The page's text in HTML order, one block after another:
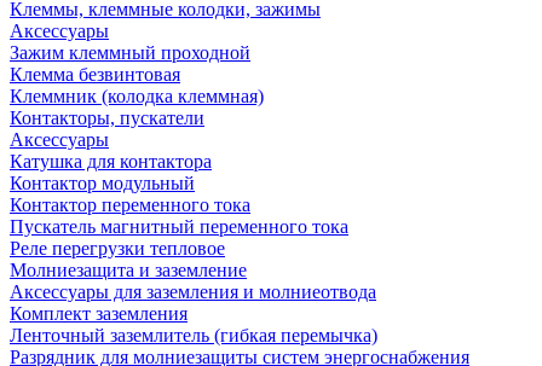
Клеммы, клеммные колодки, зажимы
Аксессуары
Зажим клеммный проходной
Клемма безвинтовая
Клеммник (колодка клеммная)
Контакторы, пускатели
Аксессуары
Катушка для контактора
Контактор модульный
Контактор переменного тока
Пускатель магнитный переменного тока
Реле перегрузки тепловое
Молниезащита и заземление
Аксессуары для заземления и молниеотвода
Комплект заземления
Ленточный заземлитель (гибкая перемычка)
Разрядник для молниезащиты систем энергоснабжения